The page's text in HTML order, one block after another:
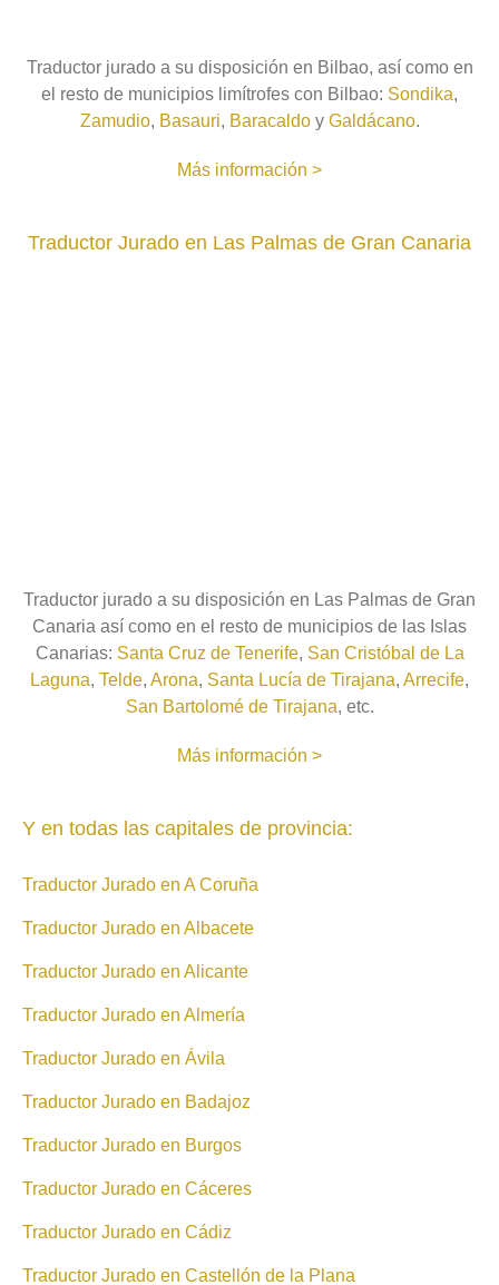
Traductor jurado a su disposición en Bilbao, así como en
el resto de municipios limítrofes con Bilbao: Sondika,
Zamudio, Basauri, Baracaldoy Galdácano.
Más información >
Traductor Jurado en Las Palmas de Gran Canaria
Traductor jurado a su disposición en Las Palmas de Gran
Canaria así como en el resto de municipios de las Islas
Canarias: Santa Cruz de Tenerife, San Cristóbal de La
Laguna, Telde, Arona, Santa Lucía de Tirajana, Arrecife,
San Bartolomé de Tirajana, etc.
Más información >
Y en todas las capitales de provincia:
Traductor Jurado en A Coruña
Traductor Jurado en Albacete
Traductor Jurado en Alicante
Traductor Jurado en Almería
Traductor Jurado en Ávila
Traductor Jurado en Badajoz
Traductor Jurado en Burgos
Traductor Jurado en Cáceres
Traductor Jurado en Cádiz
Traductor Jurado en Castellón de la Plana